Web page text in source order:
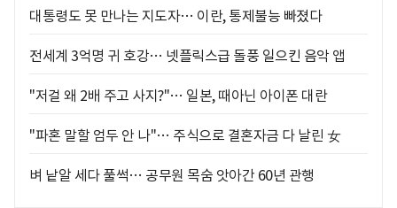
대통령도 못 만나는 지도자… 이란, 통제불능 빠졌다
전세계 3억명 귀 호강… 넷플릭스급 돌풍 일으킨 음악 앱
"저걸 왜 2배 주고 사지?"… 일본, 때아닌 아이폰 대란
"파혼 말할 엄두 안 나"… 주식으로 결혼자금 다 날린 女
벼 낱알 세다 풀썩… 공무원 목숨 앗아간 60년 관행